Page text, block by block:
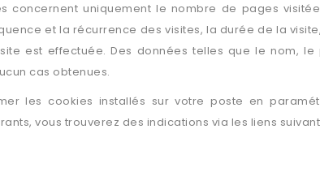
concernent uniquement le nombre de pages
et la récurrence des visites, la durée de la
est effectuée. Des données telles que le nom, le
cas obtenues.
les cookies installés sur votre poste en
vous trouverez des indications via les liens